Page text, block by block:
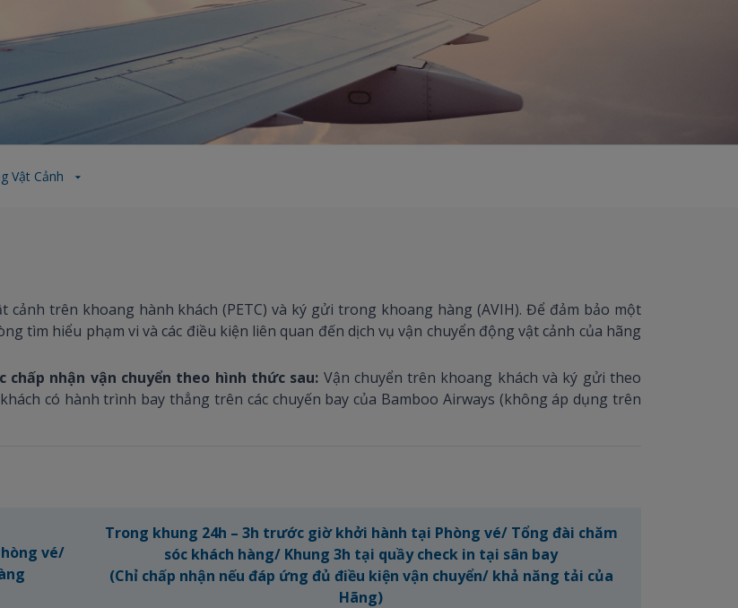
Vật Cảnh
cảnh trên khoang hành khách (PETC) và ký gửi trong khoang hàng (AVIH). Để đảm bảo một
tìm hiểu phạm vi và các điều kiện liên quan đến dịch vụ vận chuyển động vật cảnh của hãng
chấp nhận vận chuyển theo hình thức sau: Vận chuyển trên khoang khách và ký gửi theo
có hành trình bay thẳng trên các chuyến bay của Bamboo Airways (không áp dụng trên
vé/
Trong khung 24h – 3h trước giờ khởi hành tại Phòng vé/ Tổng đài chăm
sóc khách hàng/ Khung 3h tại quầy check in tại sân bay
(Chỉ chấp nhận nếu đáp ứng đủ điều kiện vận chuyển/ khả năng tải của
Hãng)